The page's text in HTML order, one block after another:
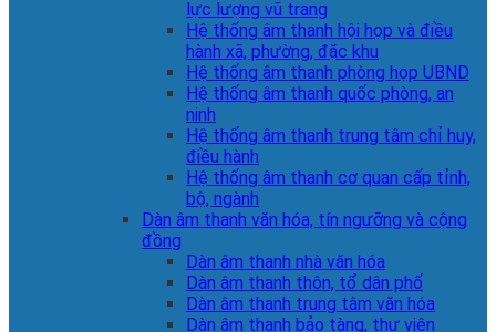
lực lượng vũ trang
Hệ thống âm thanh hội họp và điều
hành xã, phường, đặc khu
Hệ thống âm thanh phòng họp UBND
Hệ thống âm thanh quốc phòng, an
ninh
Hệ thống âm thanh trung tâm chỉ huy,
điều hành
Hệ thống âm thanh cơ quan cấp tỉnh,
bộ, ngành
Dàn âm thanh văn hóa, tín ngưỡng và cộng
đồng
Dàn âm thanh nhà văn hóa
Dàn âm thanh thôn, tổ dân phố
Dàn âm thanh trung tâm văn hóa
Dàn âm thanh bảo tàng, thư viện